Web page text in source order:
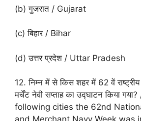
(b) गुजरात / Gujarat
(c) बिहार / Bihar
(d) उत्तर प्रदेश / Uttar Pradesh
12. निम्न में से किस शहर में 62 वें
मर्चेंट नेवी सप्ताह का उद्घाटन किया
following cities the 62nd